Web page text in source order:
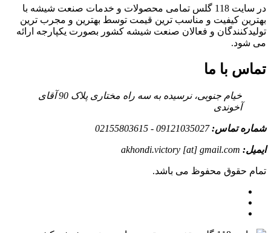
در سایت 118 گلس تمامی محصولات و خدمات صنعت شیشه با
بهترین کیفیت و مناسب ترین قیمت توسط بهترین و مجرب ترین
تولیدکنندگان و فعالان صنعت شیشه کشور بصورت یکپارجه ارائه
می شود.
تماس با ما
خیام جنوبی، نرسیده به سه راه مختاری پلاک 90 آقای
آخوندی
شماره تماس:09121035027 - 02155803615
ایمیل: akhondi.victory [at] gmail.com
تمام حقوق محفوظ می باشد.